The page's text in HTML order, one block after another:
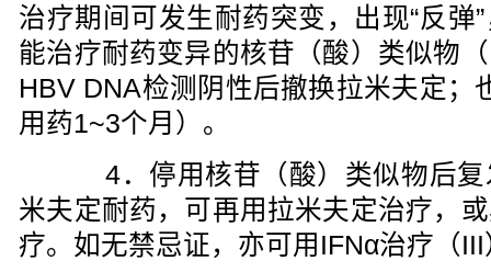
治疗期间可发生耐药突变，出现“反弹
能治疗耐药变异的核苷（酸）类似物
HBV DNA检测阴性后撤换拉米夫定；
用药1~3个月）。
4．停用核苷（酸）类似物后复
米夫定耐药，可再用拉米夫定治疗，
疗。如无禁忌证，亦可用IFNα治疗（III